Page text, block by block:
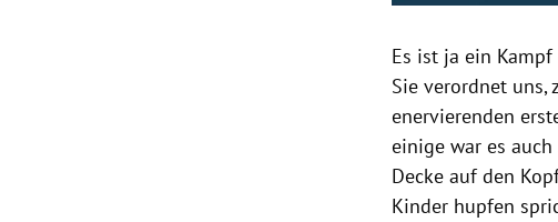
Es ist ja ein
Sie verordnet uns,
enervierenden
einige war es
Decke auf den
Kinder hupfen